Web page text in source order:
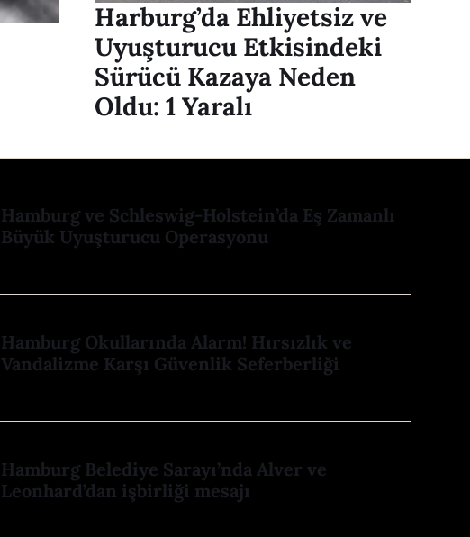
Harburg’da Ehliyetsiz ve
Uyuşturucu Etkisindeki
Sürücü Kazaya Neden
Oldu: 1 Yaralı
Hamburg ve Schleswig-Holstein’da Eş Zamanlı
Büyük Uyuşturucu Operasyonu
Hamburg Okullarında Alarm! Hırsızlık ve
Vandalizme Karşı Güvenlik Seferberliği
Hamburg Belediye Sarayı’nda Alver ve
Leonhard’dan işbirliği mesajı